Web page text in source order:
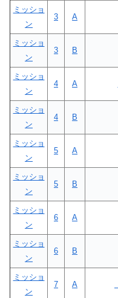
ミッショ
ン
3 A
ミッショ
ン
3 B
ミッショ
ン
4 A
ミッショ
ン
4 B
ミッショ
ン
5 A
ミッショ
ン
5 B
ミッショ
ン
6 A
ミッショ
ン
6 B
ミッショ
ン
7 A